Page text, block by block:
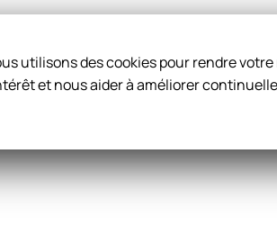
utilisons des cookies pour rendre
et nous aider à améliorer